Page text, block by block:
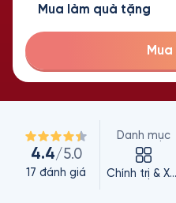
Mua làm quà tặng
4.4/5.0
17 đánh giá
Danh mục
Chính trị & Xã hội